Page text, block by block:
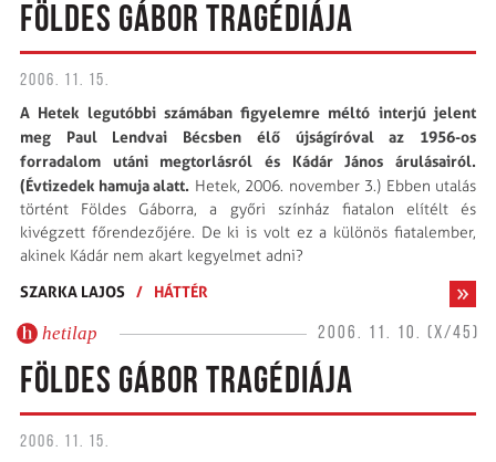
FÖLDES GÁBOR TRAGÉDIÁJA
2006. 11. 15.
A Hetek legutóbbi számában figyelemre méltó interjú jelent
meg Paul Lendvai Bécsben élő újságíróval az 1956-os
forradalom utáni megtorlásról és Kádár János árulásairól.
(Évtizedek hamuja alatt. Hetek, 2006. november 3.) Ebben utalás
történt Földes Gáborra, a győri színház fiatalon elítélt és
kivégzett főrendezőjére. De ki is volt ez a különös fiatalember,
akinek Kádár nem akart kegyelmet adni?
SZARKA LAJOS / HÁTTÉR
hetilap 2006. 11. 10. (X/45)
FÖLDES GÁBOR TRAGÉDIÁJA
2006. 11. 15.